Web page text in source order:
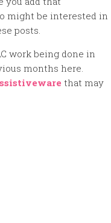
might be interested in
posts.
work being done in
months here.
that may